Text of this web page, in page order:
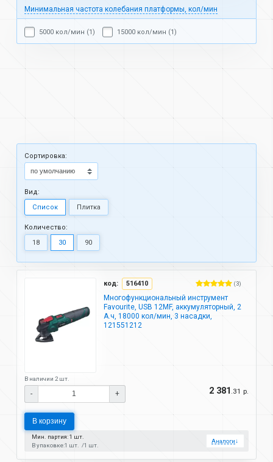
Минимальная частота колебания платформы, кол/мин
5000 кол/мин (1) 15000 кол/мин (1)
Cортировка:
Вид:
Список
Плитка
Количество:
18
30 90
код: 516410 (3)
Многофункциональный инструмент
Favourite, USB 12MF, аккумуляторный, 2
А.ч, 18000 кол/мин, 3 насадки,
121551212
В наличии 2 шт.
- + 2 381 .31 р.
В корзину
Мин. партия: 1 шт.
В упаковке:1 шт. 1 шт.
Аналоги↓